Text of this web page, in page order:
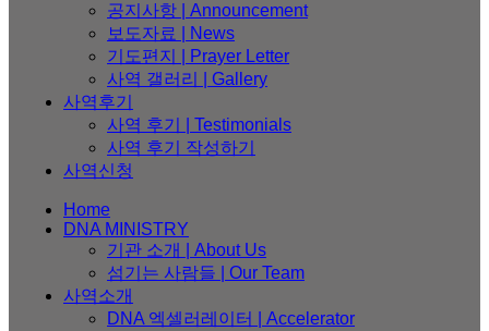
공지사항 | Announcement
보도자료 | News
기도편지 | Prayer Letter
사역 갤러리 | Gallery
사역후기
사역 후기 | Testimonials
사역 후기 작성하기
사역신청
Home
DNA MINISTRY
기관 소개 | About Us
섬기는 사람들 | Our Team
사역소개
DNA 엑셀러레이터​ | Accelerator